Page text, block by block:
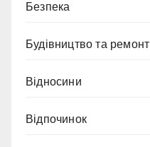
Безпека
Будівництво та ремонт
Відносини
Відпочинок